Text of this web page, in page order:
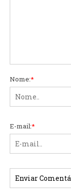
Nome:*
E-mail:*